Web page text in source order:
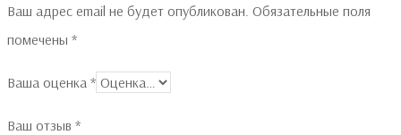
Ваш адрес email не будет опубликован. Обязательные поля
помечены *
Ваша оценка *
Ваш отзыв *